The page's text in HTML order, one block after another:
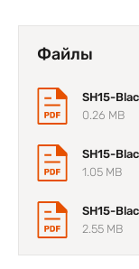
Файлы
SH15-
0.26 MB
SH15-
1.05 MB
SH15-
2.55 MB